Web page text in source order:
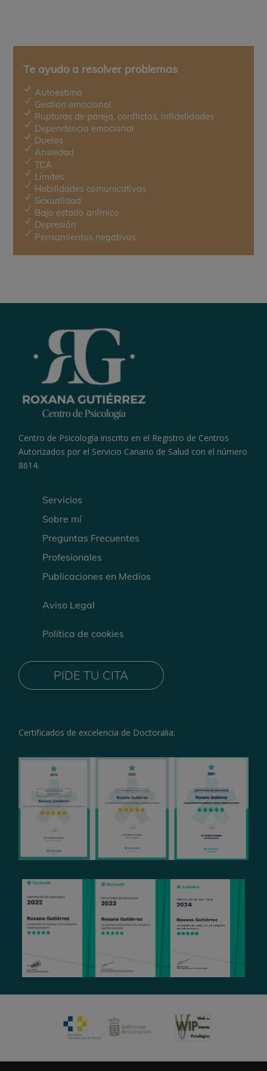
Te ayudo a resolver problemas
N Autoestima
N Gestión emocional
N Rupturas de pareja, conflictos, infidelidades
N Dependencia emocional
N Duelos
N Ansiedad
N TCA
N Límites
N Habilidades comunicativas
N Sexualidad
N Bajo estado anímico
N Depresión
N Pensamientos negativos
Centro de Psicología inscrito en el Registro de Centros
Autorizados por el Servicio Canario de Salud con el número
8614.
Servicios
Sobre mí
Preguntas Frecuentes
Profesionales
Publicaciones en Medios
Aviso Legal
Política de cookies
PIDE TU CITA
Certificados de excelencia de Doctoralia: